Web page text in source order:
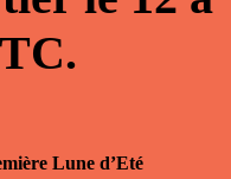
Lune d’Eté